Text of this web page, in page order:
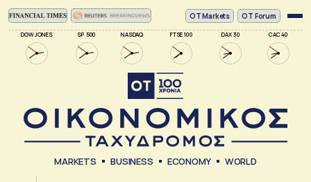
DOW JONES SP 500 NASDAQ FTSE 100 DAX 30 CAC 40
ΟΤ Markets OT Forum
MARKETS BUSINESS ECONOMY WORLD